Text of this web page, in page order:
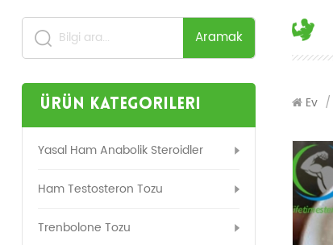
Aramak
Ürün Kategorileri
Yasal Ham Anabolik Steroidler
Ham Testosteron Tozu
Trenbolone Tozu
Ev /